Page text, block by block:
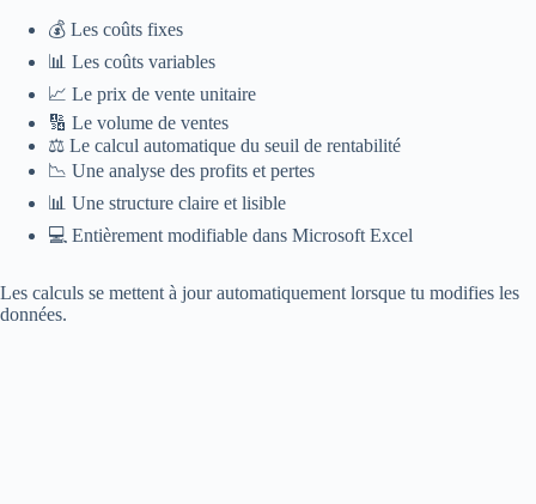
💰 Les coûts fixes
📊 Les coûts variables
📈 Le prix de vente unitaire
🔢 Le volume de ventes
⚖️ Le calcul automatique du seuil de rentabilité
📉 Une analyse des profits et pertes
📊 Une structure claire et lisible
💻 Entièrement modifiable dans Microsoft Excel
Les calculs se mettent à jour automatiquement lorsque tu modifies les
données.